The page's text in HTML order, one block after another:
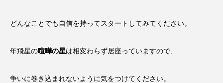
どんなことでも自信を持ってスタートしてみてください。
年飛星の喧嘩の星は相変わらず居座っていますので、
争いに巻き込まれないように気をつけてください。